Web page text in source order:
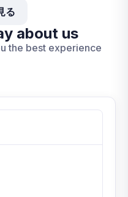
る
about us
the best experience